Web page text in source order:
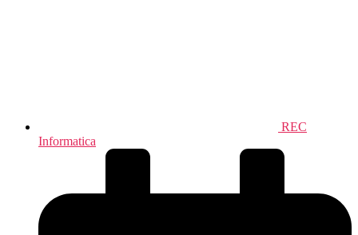
REC
Informatica